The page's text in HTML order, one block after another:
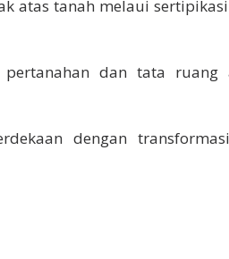
atas tanah melaui
dan tata ruang
dengan